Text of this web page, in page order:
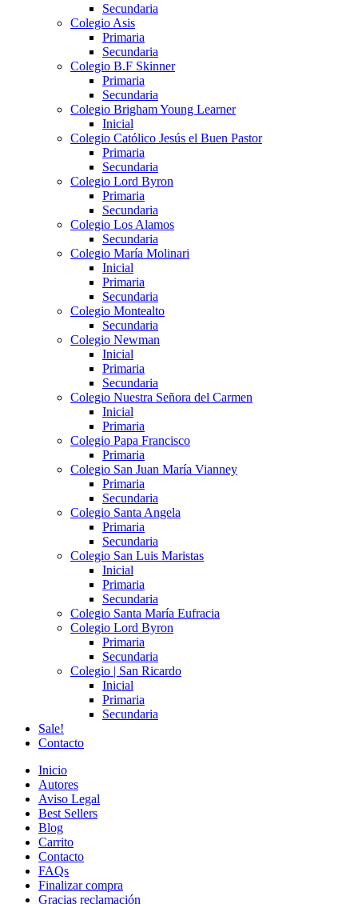
Secundaria
Colegio Asis
Primaria
Secundaria
Colegio B.F Skinner
Primaria
Secundaria
Colegio Brigham Young Learner
Inicial
Colegio Católico Jesús el Buen Pastor
Primaria
Secundaria
Colegio Lord Byron
Primaria
Secundaria
Colegio Los Alamos
Secundaria
Colegio María Molinari
Inicial
Primaria
Secundaria
Colegio Montealto
Secundaria
Colegio Newman
Inicial
Primaria
Secundaria
Colegio Nuestra Señora del Carmen
Inicial
Primaria
Colegio Papa Francisco
Primaria
Colegio San Juan María Vianney
Primaria
Secundaria
Colegio Santa Angela
Primaria
Secundaria
Colegio San Luis Maristas
Inicial
Primaria
Secundaria
Colegio Santa María Eufracia
Colegio Lord Byron
Primaria
Secundaria
Colegio | San Ricardo
Inicial
Primaria
Secundaria
Sale!
Contacto
Inicio
Autores
Aviso Legal
Best Sellers
Blog
Carrito
Contacto
FAQs
Finalizar compra
Gracias reclamación